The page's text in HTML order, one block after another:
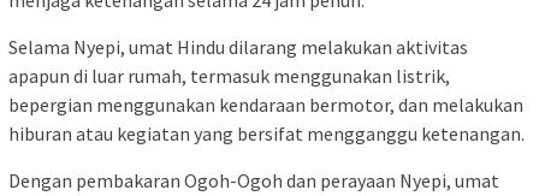
Selama Nyepi, umat Hindu dilarang melakukan aktivitas
apapun di luar rumah, termasuk menggunakan listrik,
bepergian menggunakan kendaraan bermotor, dan melakukan
hiburan atau kegiatan yang bersifat mengganggu ketenangan.
Dengan pembakaran Ogoh-Ogoh dan perayaan Nyepi, umat